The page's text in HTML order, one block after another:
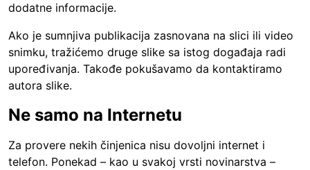
dodatne informacije.
Ako je sumnjiva publikacija zasnovana na slici ili video
snimku, tražićemo druge slike sa istog događaja radi
upoređivanja. Takođe pokušavamo da kontaktiramo
autora slike.
Ne samo na Internetu
Za provere nekih činjenica nisu dovoljni internet i
telefon. Ponekad – kao u svakoj vrsti novinarstva –